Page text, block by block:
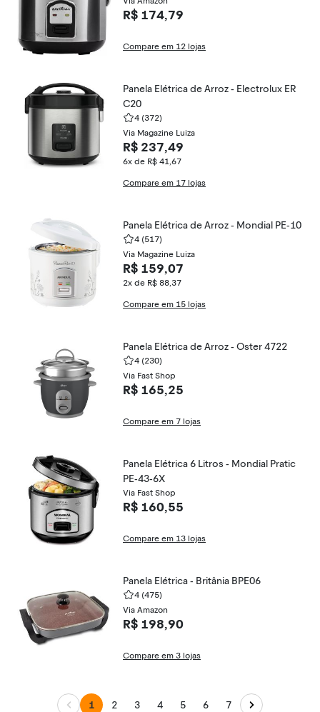
R$ 174,79
Compare em 12 lojas
Panela Elétrica de Arroz - Electrolux ER
C20
4 (372)
Via Magazine Luiza
R$ 237,49
6x de R$ 41,67
Compare em 17 lojas
Panela Elétrica de Arroz - Mondial PE-10
4 (517)
Via Magazine Luiza
R$ 159,07
2x de R$ 88,37
Compare em 15 lojas
Panela Elétrica de Arroz - Oster 4722
4 (230)
Via Fast Shop
R$ 165,25
Compare em 7 lojas
Panela Elétrica 6 Litros - Mondial Pratic
PE-43-6X
Via Fast Shop
R$ 160,55
Compare em 13 lojas
Panela Elétrica - Britânia BPE06
4 (475)
Via Amazon
R$ 198,90
Compare em 3 lojas
1 2 3 4 5 6 7